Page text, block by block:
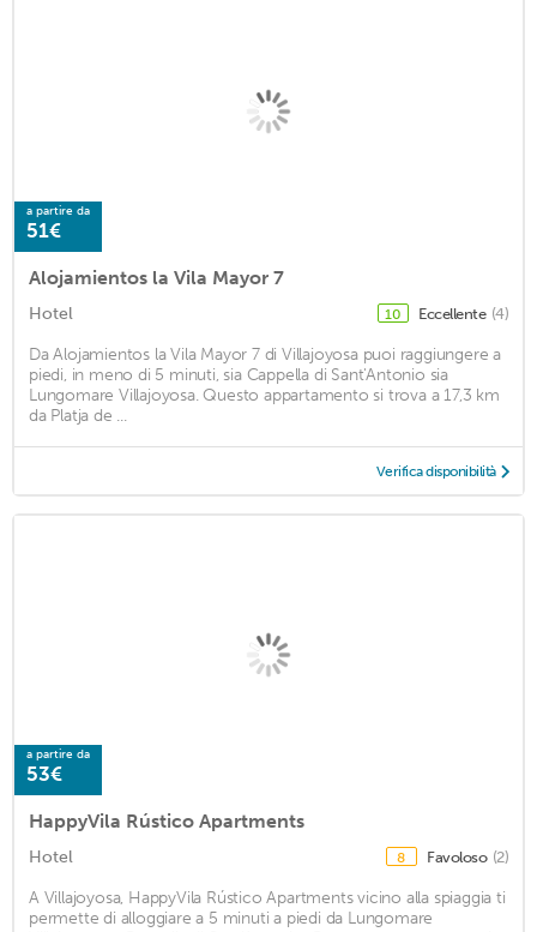
a partire da
51€
Alojamientos la Vila Mayor 7
Hotel 10 Eccellente (4)
Da Alojamientos la Vila Mayor 7 di Villajoyosa puoi raggiungere a
piedi, in meno di 5 minuti, sia Cappella di Sant'Antonio sia
Lungomare Villajoyosa. Questo appartamento si trova a 17,3 km
da Platja de ...
Verifica disponibilità
a partire da
53€
HappyVila Rústico Apartments
Hotel 8 Favoloso (2)
A Villajoyosa, HappyVila Rústico Apartments vicino alla spiaggia ti
permette di alloggiare a 5 minuti a piedi da Lungomare